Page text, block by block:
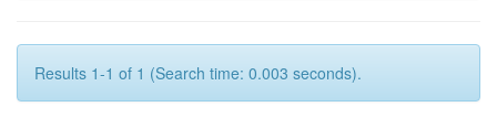
Results 1-1 of 1 (Search time: 0.003 seconds).